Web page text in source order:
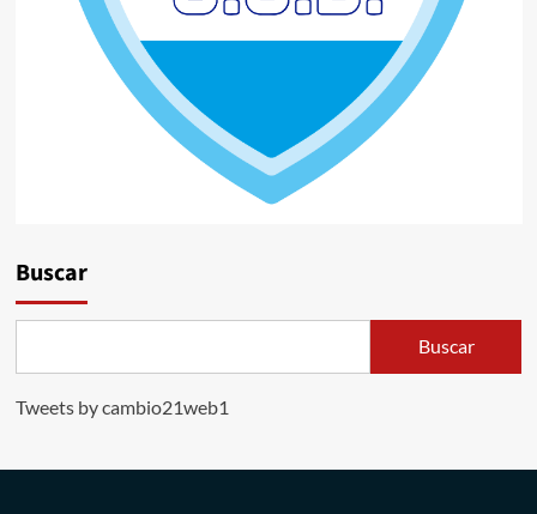
Buscar
Buscar
Tweets by cambio21web1